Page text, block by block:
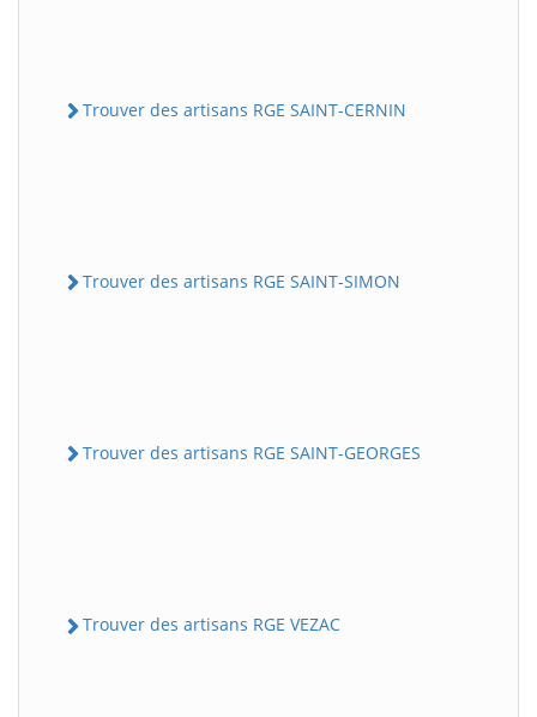
Trouver des artisans RGE SAINT-CERNIN
Trouver des artisans RGE SAINT-SIMON
Trouver des artisans RGE SAINT-GEORGES
Trouver des artisans RGE VEZAC